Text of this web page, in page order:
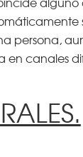
persona,
en canales